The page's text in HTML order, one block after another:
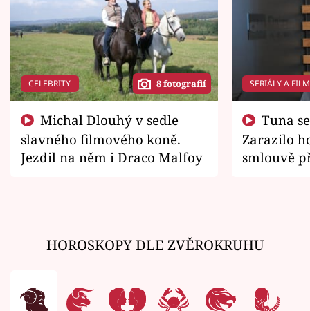
CELEBRITY 8 fotografií
slavného filmového koně.
Jezdil na něm i Draco Malfoy
SERIÁLY A
Zarazilo
smlouvě
HOROSKOPY DLE ZVĚROKRUHU